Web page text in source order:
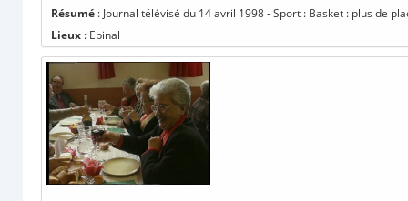
Résumé : Journal télévisé du 14 avril 1998 - Sport : Basket : plus de
Lieux : Epinal